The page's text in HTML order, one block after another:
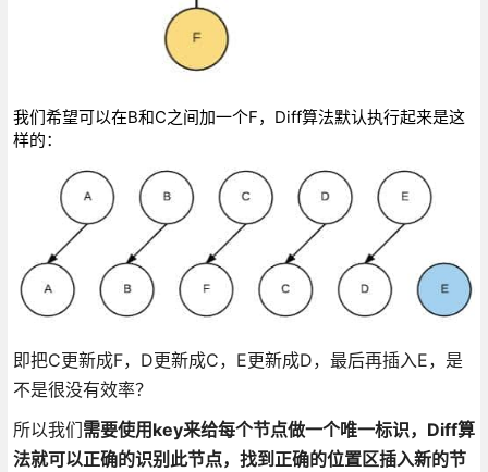
我们希望可以在B和C之间加一个F，Diff算法默认执行起来是这
样的：
即把C更新成F，D更新成C，E更新成D，最后再插入E，是
不是很没有效率？
所以我们需要使用key来给每个节点做一个唯一标识，Diff算
法就可以正确的识别此节点，找到正确的位置区插入新的节